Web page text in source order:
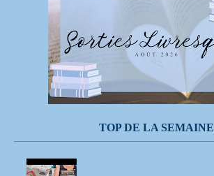
TOP DE LA SEMAINE